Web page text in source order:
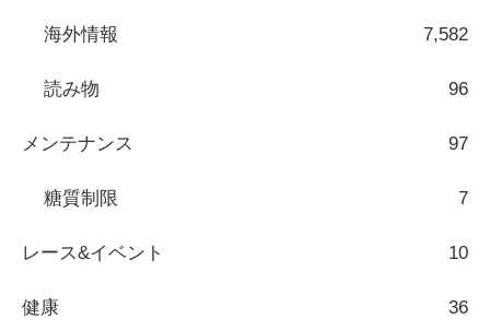
海外情報 7,582
読み物 96
メンテナンス 97
糖質制限 7
レース&イベント 10
健康 36